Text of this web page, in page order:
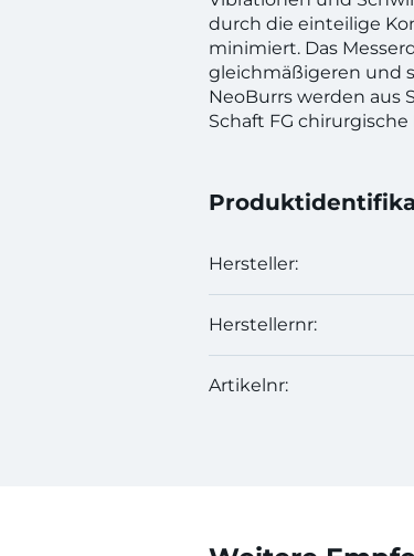
durch die einteilige
minimiert. Das
gleichmäßigeren und
NeoBurrs werden aus
Schaft FG chirurgische
Hersteller:
Herstellernr:
Artikelnr: